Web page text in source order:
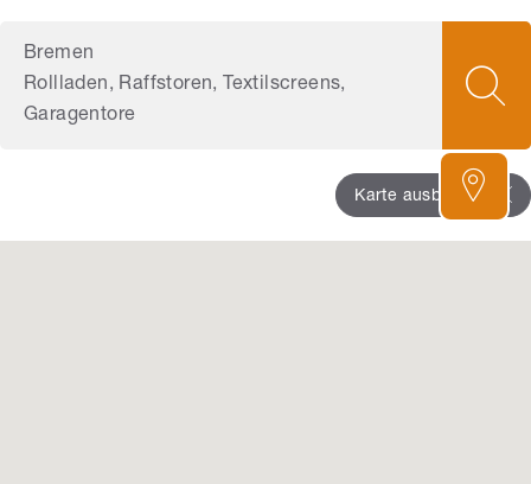
Bremen
Rollladen, Raffstoren, Textilscreens,
Garagentore
Karte ausblenden